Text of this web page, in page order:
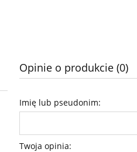
Opinie o produkcie (0)
Imię lub pseudonim:
Twoja opinia: